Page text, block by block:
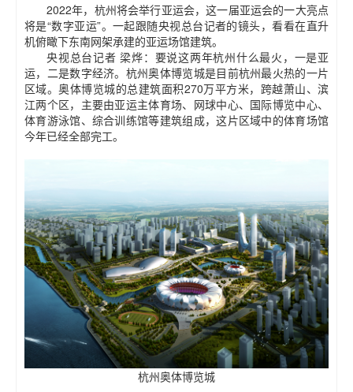
2022年，杭州将会举行亚运会，这一届亚运会的一大亮点
将是“数字亚运”。一起跟随央视总台记者的镜头，看看在直升
机俯瞰下东南网架承建的亚运场馆建筑。
央视总台记者 梁烨：要说这两年杭州什么最火，一是亚
运，二是数字经济。杭州奥体博览城是目前杭州最火热的一片
区域。奥体博览城的总建筑面积270万平方米，跨越萧山、滨
江两个区，主要由亚运主体育场、网球中心、国际博览中心、
体育游泳馆、综合训练馆等建筑组成，这片区域中的体育场馆
今年已经全部完工。
杭州奥体博览城